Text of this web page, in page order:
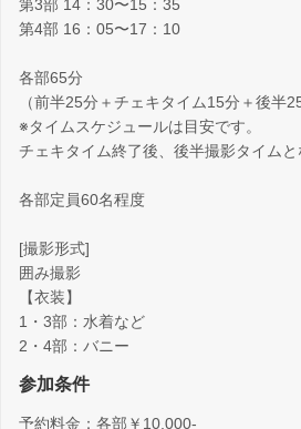
第3部 14：30〜15：35
第4部 16：05〜17：10
各部65分
（前半25分＋チェキタイム15分＋後半25
※タイムスケジュールは目安です。
チェキタイム終了後、後半撮影タイムと
各部定員60名程度
[撮影形式]
囲み撮影
【衣装】
1・3部：水着など
2・4部：バニー
参加条件
予約料金：各部￥10,000-